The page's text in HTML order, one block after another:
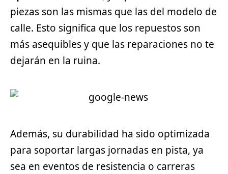
piezas son las mismas que las del modelo de
calle. Esto significa que los repuestos son
más asequibles y que las reparaciones no te
dejarán en la ruina.
Además, su durabilidad ha sido optimizada
para soportar largas jornadas en pista, ya
sea en eventos de resistencia o carreras